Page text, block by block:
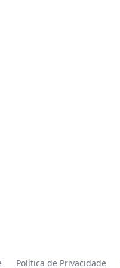
Política de Privacidade